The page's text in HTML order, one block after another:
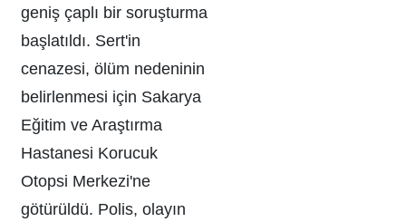
geniş çaplı bir soruşturma
başlatıldı. Sert'in
cenazesi, ölüm nedeninin
belirlenmesi için Sakarya
Eğitim ve Araştırma
Hastanesi Korucuk
Otopsi Merkezi'ne
götürüldü. Polis, olayın